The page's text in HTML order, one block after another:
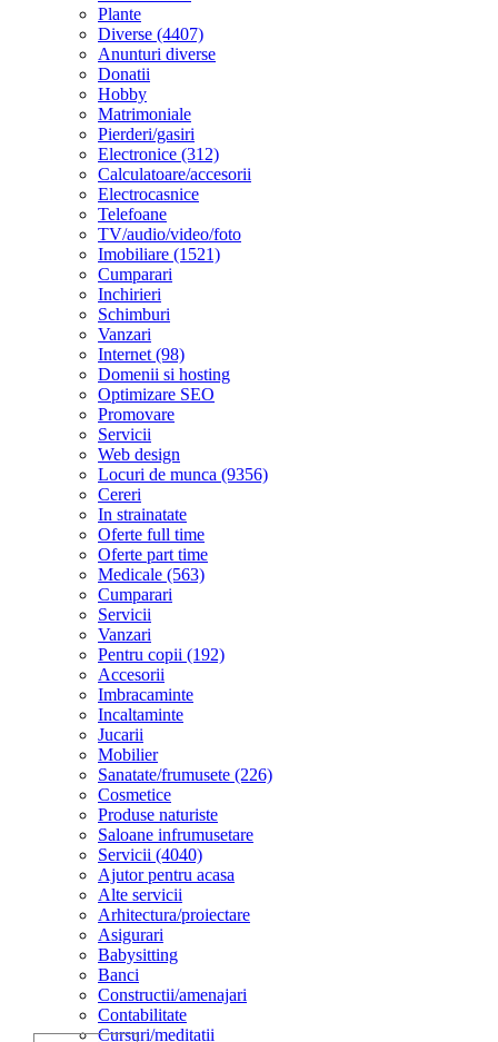
Plante
Diverse (4407)
Anunturi diverse
Donatii
Hobby
Matrimoniale
Pierderi/gasiri
Electronice (312)
Calculatoare/accesorii
Electrocasnice
Telefoane
TV/audio/video/foto
Imobiliare (1521)
Cumparari
Inchirieri
Schimburi
Vanzari
Internet (98)
Domenii si hosting
Optimizare SEO
Promovare
Servicii
Web design
Locuri de munca (9356)
Cereri
In strainatate
Oferte full time
Oferte part time
Medicale (563)
Cumparari
Servicii
Vanzari
Pentru copii (192)
Accesorii
Imbracaminte
Incaltaminte
Jucarii
Mobilier
Sanatate/frumusete (226)
Cosmetice
Produse naturiste
Saloane infrumusetare
Servicii (4040)
Ajutor pentru acasa
Alte servicii
Arhitectura/proiectare
Asigurari
Babysitting
Banci
Constructii/amenajari
Contabilitate
Cursuri/meditatii